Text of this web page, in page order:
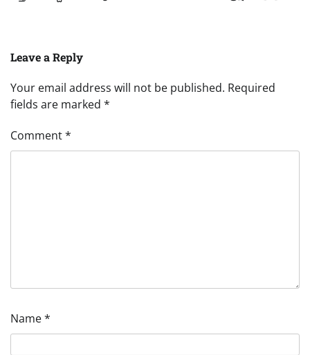
Leave a Reply
Your email address will not be published. Required
fields are marked *
Comment*
Name*